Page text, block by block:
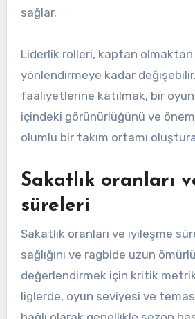
sağlar.
Liderlik rolleri, kaptan olmaktan
yönlendirmeye kadar
faaliyetlerine katılmak, bir
içindeki görünürlüğünü ve
olumlu bir takım ortamı
Sakatlık oranları
süreleri
Sakatlık oranları ve iyileşme
sağlığını ve ragbide uzun
değerlendirmek için kritik
liglerde, oyun seviyesi ve